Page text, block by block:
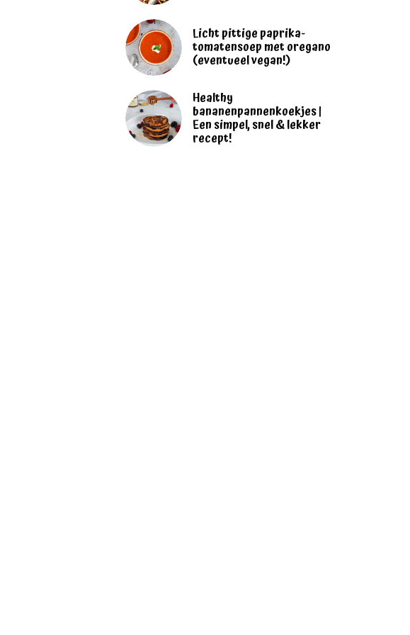
Licht pittige paprika-
tomatensoep met oregano
(eventueel vegan!)
Healthy
bananenpannenkoekjes |
Een simpel, snel & lekker
recept!